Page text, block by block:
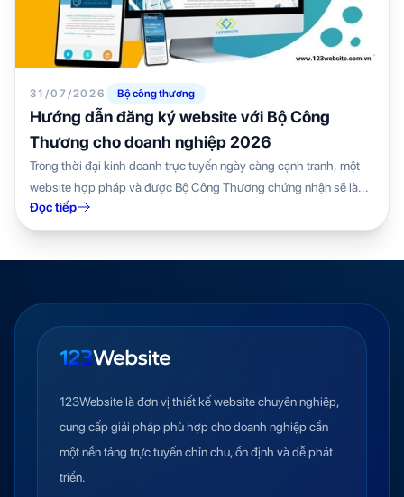
31/07/2026 Bộ công thương
Hướng dẫn đăng ký website với Bộ Công
Thương cho doanh nghiệp 2026
Trong thời đại kinh doanh trực tuyến ngày càng cạnh tranh, một
website hợp pháp và được Bộ Công Thương chứng nhận sẽ là...
Đọc tiếp
123Website là đơn vị thiết kế website chuyên nghiệp,
cung cấp giải pháp phù hợp cho doanh nghiệp cần
một nền tảng trực tuyến chỉn chu, ổn định và dễ phát
triển.